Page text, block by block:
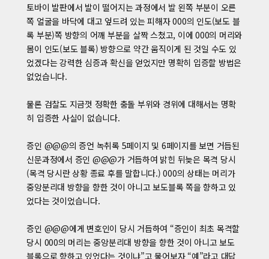
토바이 발판에서 발이 떨어지는 과정에서 발 왼쪽 부분이 오른
쪽 얼굴을 바닥에 대고 엎드려 있는 피해자 000의 인도(보도 블
록 부분)쪽 방향의 어깨 부분을 살짝 스쳤고, 이에 000의 머리와
몸이 인도(보도 블록) 방향으로 약간 움직이게 된 것일 수도 있
었겠다는 강력한 심증과 확신을 얻었지만 명확히 입증할 방법은
없었습니다.
물론 검찰도 지금껏 정확한 충돌 부위와 경위에 대해서는 명확
히 입증한 사실이 없습니다.
증인 @@@의 증언 녹취록 5페이지 및 6페이지를 보면 거듭된
신문과정에서 증인 @@@가 거듭하여 밝힌 뒤늦은 목격 당시
(목격 당시란 상황 종료 후를 말합니다.) 000의 상태는 머리가
중앙분리대 방향을 향한 것이 아니고 보도블록 쪽을 향하고 있
었다는 것이었습니다.
증인 @@@에게 변호인이 당시 거듭하여 “증인이 최초 목격할
당시 000의 머리는 중앙분리대 방향을 향한 것이 아니고 보도
블록으로 향하고 있었다는 것이냐”고 물어보자 “예”라고 대답